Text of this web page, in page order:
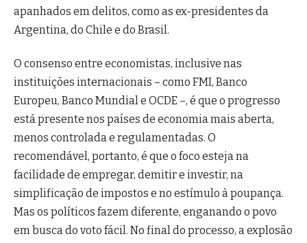
apanhados em delitos, como as ex-presidentes da
Argentina, do Chile e do Brasil.
O consenso entre economistas, inclusive nas
instituições internacionais – como FMI, Banco
Europeu, Banco Mundial e OCDE –, é que o progresso
está presente nos países de economia mais aberta,
menos controlada e regulamentadas. O
recomendável, portanto, é que o foco esteja na
facilidade de empregar, demitir e investir, na
simplificação de impostos e no estímulo à poupança.
Mas os políticos fazem diferente, enganando o povo
em busca do voto fácil. No final do processo, a explosão